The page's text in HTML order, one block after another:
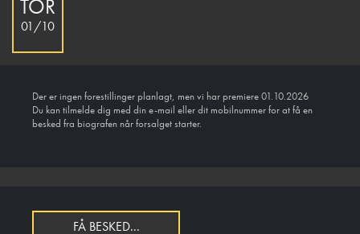
TOR
01/10
Der er ingen forestillinger planlagt, men vi har premiere 01.10.2026
Du kan tilmelde dig med din e-mail eller dit mobilnummer for at få en
besked fra biografen når forsalget starter.
FÅ BESKED...